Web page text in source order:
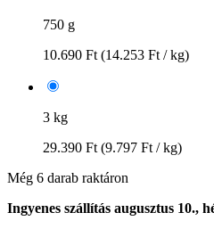
750 g
10.690 Ft (14.253 Ft / kg)
3 kg
29.390 Ft (9.797 Ft / kg)
Még 6 darab raktáron
Ingyenes szállítás augusztus 10.,